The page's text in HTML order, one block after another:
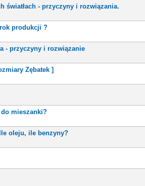
światłach - przyczyny i rozwiązania.
produkcji ?
- przyczyny i rozwiązanie
Zębatek ]
mieszanki?
oleju, ile benzyny?